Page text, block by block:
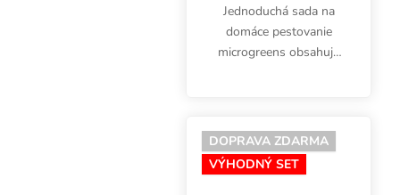
Jednoduchá sada na
domáce pestovanie
microgreens obsahuje
drenážou) a
pestovateľské médium z
rockwoolu, Grodan
DOPRAVA ZDARMA
VÝHODNÝ SET